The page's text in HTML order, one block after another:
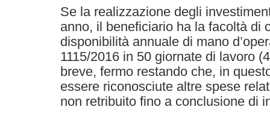
Se la realizzazione degli
anno, il beneficiario ha la facoltà di
disponibilità annuale di mano
1115/2016 in 50 giornate di lavoro
breve, fermo restando che, in
essere riconosciute altre spese
non retribuito fino a conclusione di